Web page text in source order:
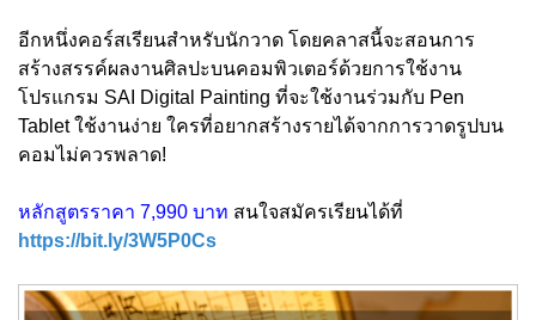
อีกหนึ่งคอร์สเรียนสำหรับนักวาด โดยคลาสนี้จะสอนการ
สร้างสรรค์ผลงานศิลปะบนคอมพิวเตอร์ด้วยการใช้งาน
โปรแกรม SAI Digital Painting ที่จะใช้งานร่วมกับ Pen
Tablet ใช้งานง่าย ใครที่อยากสร้างรายได้จากการวาดรูปบน
คอมไม่ควรพลาด!
หลักสูตรราคา 7,990 บาท สนใจสมัครเรียนได้ที่
https://bit.ly/3W5P0Cs